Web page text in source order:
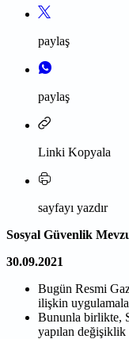
paylaş
paylaş
Linki Kopyala
sayfayı yazdır
Sosyal Güvenlik
30.09.2021
Bugün Resmi
ilişkin
Bununla birlikte,
yapılan